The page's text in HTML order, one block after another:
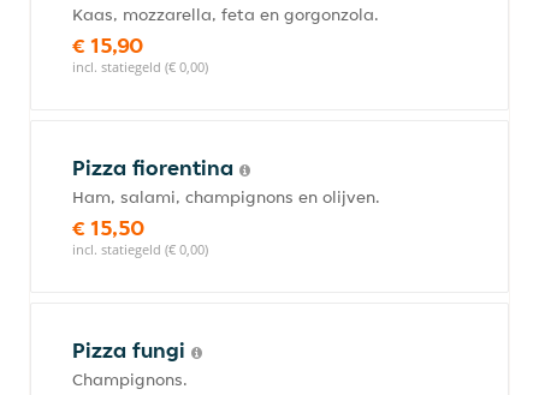
Kaas, mozzarella, feta en gorgonzola.
€ 15,90
incl. statiegeld (€ 0,00)
Pizza fiorentina
Ham, salami, champignons en olijven.
€ 15,50
incl. statiegeld (€ 0,00)
Pizza fungi
Champignons.